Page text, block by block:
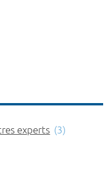
experts (3)